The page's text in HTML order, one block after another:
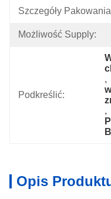
Szczegóły
Możliwość Supply:
Podkreślić:
,
,
Opis